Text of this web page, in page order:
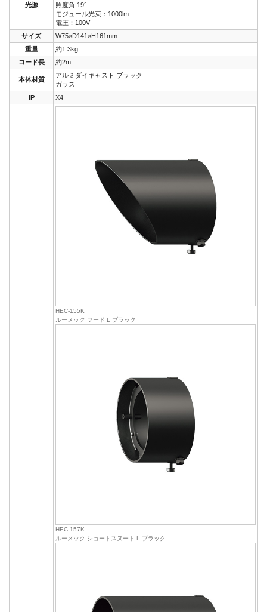
光源
照度角:19°
モジュール光束：1000lm
電圧：100V
サイズ
W75×D141×H161mm
重量
約1.3kg
コード長
約2m
本体材質
アルミダイキャスト ブラック
ガラス
IP
X4
HEC-155K
ルーメック フード L ブラック
HEC-157K
ルーメック ショートスヌート L ブラック